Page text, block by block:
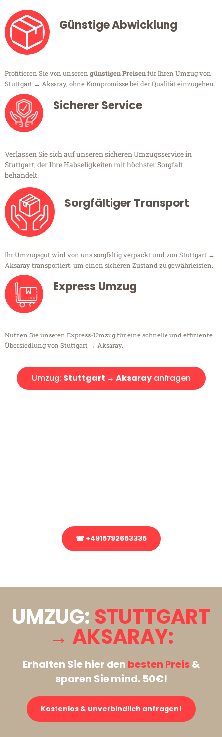
Günstige Abwicklung
Profitieren Sie von unseren günstigen Preisenfür Ihren Umzug von
Stuttgart → Aksaray, ohne Kompromisse bei der Qualität einzugehen.
Sicherer Service
Verlassen Sie sich auf unseren sicheren Umzugsservice in
Stuttgart, der Ihre Habseligkeiten mit höchster Sorgfalt
behandelt.
Sorgfältiger Transport
Ihr Umzugsgut wird von uns sorgfältig verpackt und von Stuttgart →
Aksaray transportiert, um einen sicheren Zustand zu gewährleisten.
Express Umzug
Nutzen Sie unseren Express-Umzug für eine schnelle und effiziente
Übersiedlung von Stuttgart → Aksaray.
Umzug: Stuttgart → Aksarayanfragen
☎ +4915792653335
UMZUG: STUTTGART
→ AKSARAY:
Erhalten Sie hier den besten Preis&
sparen Sie mind. 50€!
Kostenlos & unverbindlich anfragen!